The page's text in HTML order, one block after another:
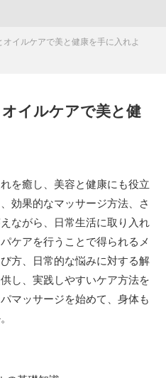
イルケアで美と健康を手に入れよ
イルケアで美と健
を癒し、美容と健康にも役立
効果的なマッサージ方法、さ
ながら、日常生活に取り入れ
ケアを行うことで得られるメ
方、日常的な悩みに対する解
し、実践しやすいケア方法を
マッサージを始めて、身体も